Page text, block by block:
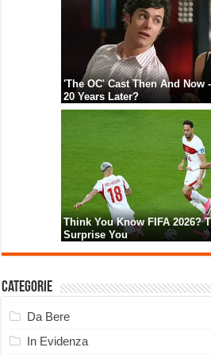
Categorie
Da Bere
In Evidenza